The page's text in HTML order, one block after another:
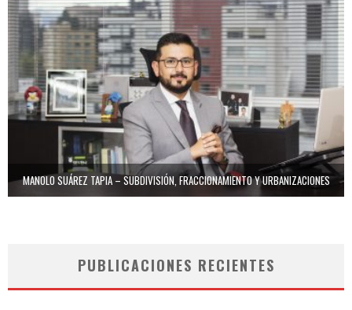
MANOLO SUÁREZ TAPIA – SUBDIVISIÓN, FRACCIONAMIENTO Y URBANIZACIONES
PUBLICACIONES RECIENTES